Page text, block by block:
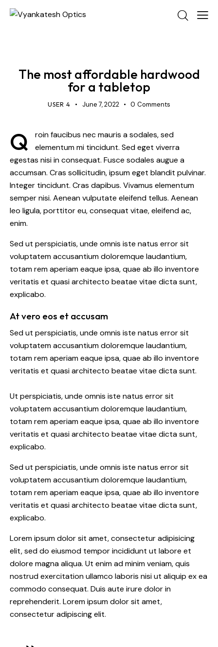
The most affordable hardwood
for a tabletop
USER 4 June 7, 2022 0 Comments
Q
roin faucibus nec mauris a sodales, sed
elementum mi tincidunt. Sed eget viverra
egestas nisi in consequat. Fusce sodales augue a
accumsan. Cras sollicitudin, ipsum eget blandit pulvinar.
Integer tincidunt. Cras dapibus. Vivamus elementum
semper nisi. Aenean vulputate eleifend tellus. Aenean
leo ligula, porttitor eu, consequat vitae, eleifend ac,
enim.
Sed ut perspiciatis, unde omnis iste natus error sit
voluptatem accusantium doloremque laudantium,
totam rem aperiam eaque ipsa, quae ab illo inventore
veritatis et quasi architecto beatae vitae dicta sunt,
explicabo.
At vero eos et accusam
Sed ut perspiciatis, unde omnis iste natus error sit
voluptatem accusantium doloremque laudantium,
totam rem aperiam eaque ipsa, quae ab illo inventore
veritatis et quasi architecto beatae vitae dicta sunt.
Ut perspiciatis, unde omnis iste natus error sit
voluptatem accusantium doloremque laudantium,
totam rem aperiam eaque ipsa, quae ab illo inventore
veritatis et quasi architecto beatae vitae dicta sunt,
explicabo.
Sed ut perspiciatis, unde omnis iste natus error sit
voluptatem accusantium doloremque laudantium,
totam rem aperiam eaque ipsa, quae ab illo inventore
veritatis et quasi architecto beatae vitae dicta sunt,
explicabo.
Lorem ipsum dolor sit amet, consectetur adipisicing
elit, sed do eiusmod tempor incididunt ut labore et
dolore magna aliqua. Ut enim ad minim veniam, quis
nostrud exercitation ullamco laboris nisi ut aliquip ex ea
commodo consequat. Duis aute irure dolor in
reprehenderit. Lorem ipsum dolor sit amet,
consectetur adipiscing elit.